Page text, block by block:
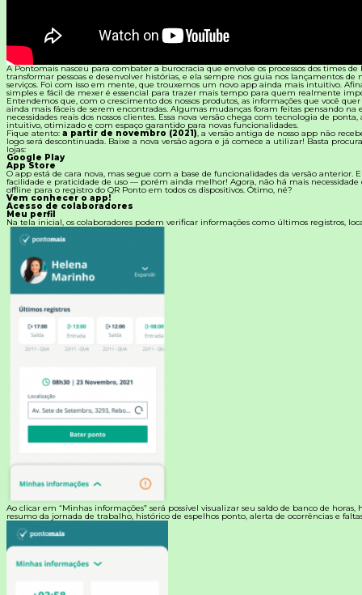
Todos os Materiais Gratuitos
Confira nossos materiais
E-book
Aprofunde seu conhecimento
Ferramentas e Templates
Para agilizar o seu trabalho
Infográfico
Conteúdo prático e rápido
Kits
Materiais centralizados
Lives
Newsletters
A Pontomais nasceu para combater a burocracia que envolve os processos dos times de
transformar pessoas e desenvolver histórias, e ela sempre nos guia nos lançamentos de
serviços. Foi com isso em mente, que trouxemos um novo app ainda mais intuitivo.
simples e fácil de mexer é essencial para trazer mais tempo para quem realmente
Entendemos que, com o crescimento dos nossos produtos, as informações que você quer
ainda mais fáceis de serem encontradas. Algumas mudanças foram feitas pensando na
necessidades reais dos nossos clientes. Essa nova versão chega com tecnologia de
intuitivo, otimizado e com espaço garantido para novas funcionalidades.
Fique atento: a partir de novembro (2021), a versão antiga de nosso app não
logo será descontinuada. Baixe a nova versão agora e já comece a utilizar! Basta
lojas:
Google Play
App Store
O app está de cara nova, mas segue com a base de funcionalidades da versão anterior.
facilidade e praticidade de uso — porém ainda melhor! Agora, não há mais necessidade
offline para o registro do QR Ponto em todos os dispositivos. Ótimo, né?
Vem conhecer o app!
Acesso de colaboradores
Meu perfil
Na tela inicial, os colaboradores podem verificar informações como últimos registros,
Ao clicar em “Minhas informações” será possível visualizar seu saldo de banco de horas,
resumo da jornada de trabalho, histórico de espelhos ponto, alerta de ocorrências e